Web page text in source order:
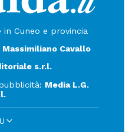
Cuneo e provincia
Massimiliano Cavallo
s.r.l.
Media L.G.